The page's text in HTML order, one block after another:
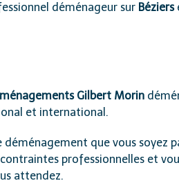
déménageur sur Béziers
Gilbert Morin
et international.
que vous soyez
professionnelles et
attendez.